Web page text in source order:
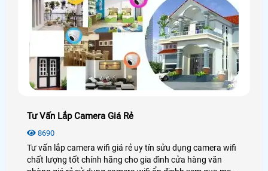
Tư Vấn Lắp Camera Giá Rẻ
8690
Tư vấn lắp camera wifi giá rẻ uy tín sửu dụng camera wifi
chất lượng tốt chính hãng cho gia đình cửa hàng văn